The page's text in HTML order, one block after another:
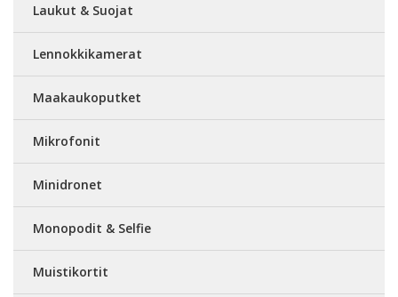
Laukut & Suojat
Lennokkikamerat
Maakaukoputket
Mikrofonit
Minidronet
Monopodit & Selfie
Muistikortit